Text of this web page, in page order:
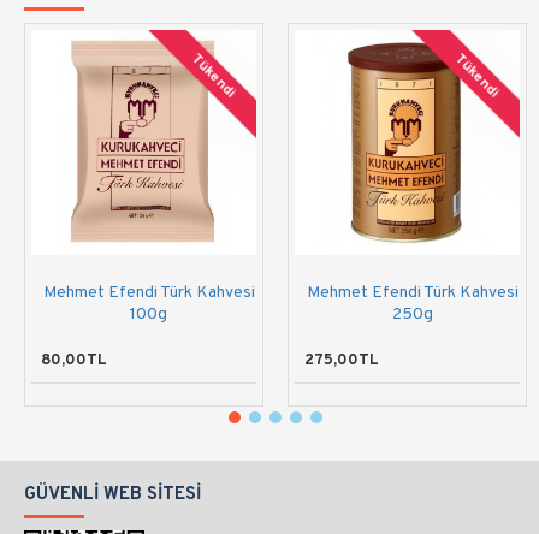
Tükendi
Mehmet Efendi Türk Kahvesi
100g
80,00TL
Tükendi
Mehmet Efendi Türk Kahvesi
250g
275,00TL
GÜVENLI WEB SITESI